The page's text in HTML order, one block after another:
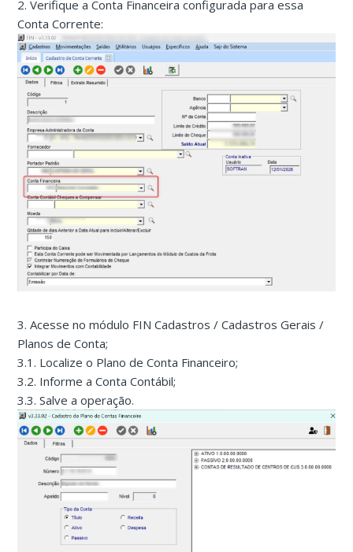
2. Verifique a Conta Financeira configurada para essa
Conta Corrente:
3. Acesse no módulo FIN Cadastros / Cadastros Gerais /
Planos de Conta;
3.1. Localize o Plano de Conta Financeiro;
3.2. Informe a Conta Contábil;
3.3. Salve a operação.